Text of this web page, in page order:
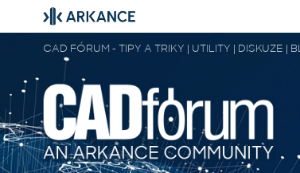
CAD FÓRUM - TIPY A TRIKY | UTILITY | DISKUZE |